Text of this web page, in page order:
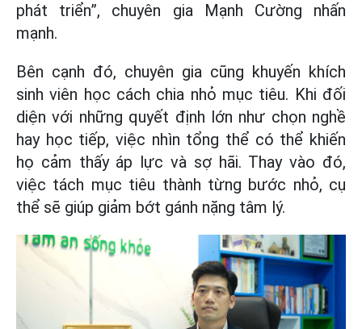
phát triển”, chuyên gia Mạnh Cường nhấn
mạnh.
Bên cạnh đó, chuyên gia cũng khuyến khích
sinh viên học cách chia nhỏ mục tiêu. Khi đối
diện với những quyết định lớn như chọn nghề
hay học tiếp, việc nhìn tổng thể có thể khiến
họ cảm thấy áp lực và sợ hãi. Thay vào đó,
việc tách mục tiêu thành từng bước nhỏ, cụ
thể sẽ giúp giảm bớt gánh nặng tâm lý.